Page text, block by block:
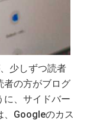
少しずつ読者
者の方がブログ
に、サイドバー
、Googleのカス